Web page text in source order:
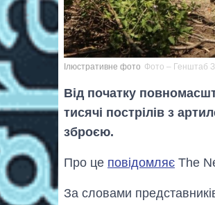
Ілюстративне фото Фото – Генштаб
Від початку
тисячі пострілів з
зброєю.
Про це повідомляє The
За словами